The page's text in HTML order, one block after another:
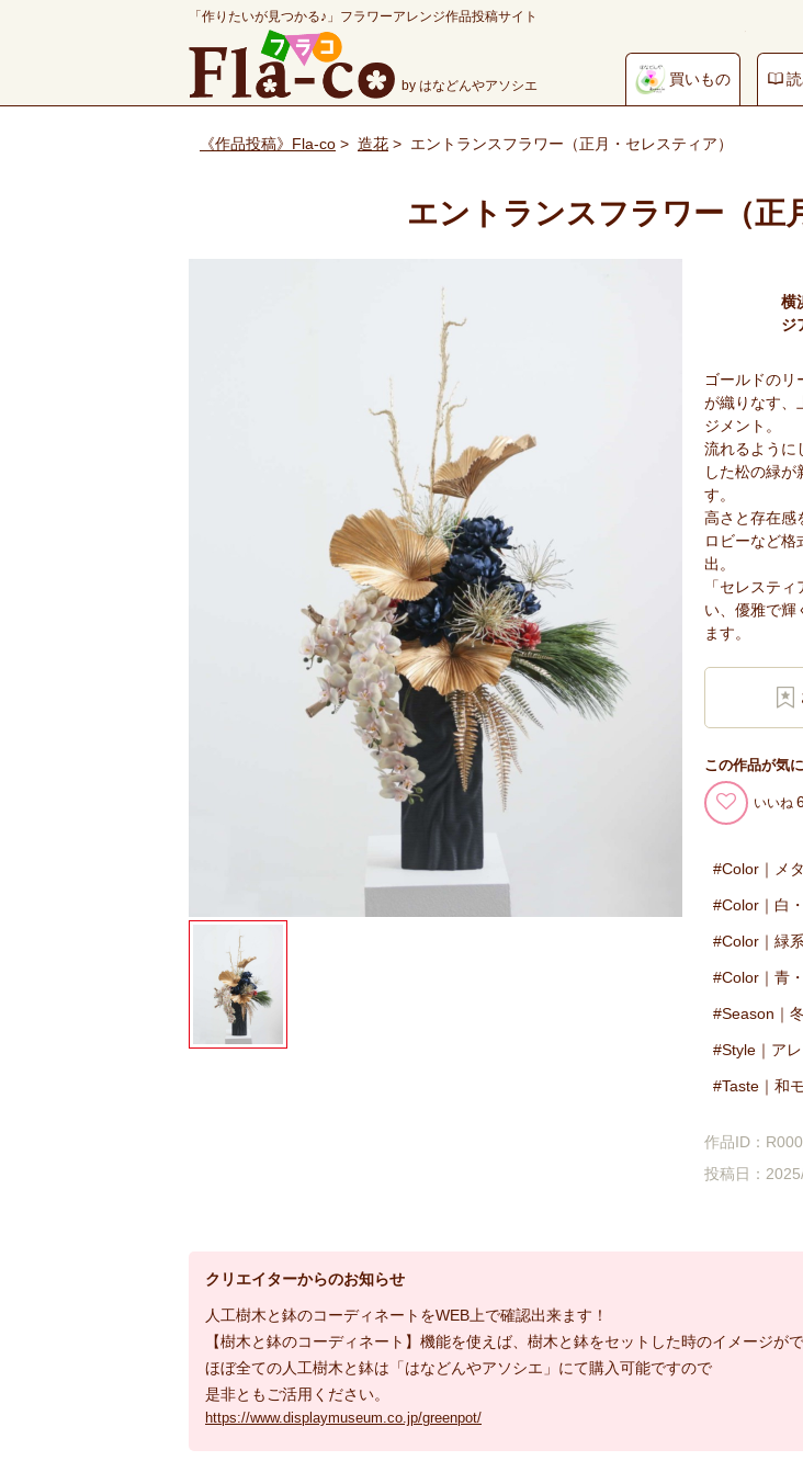
「作りたいが見つかる♪」フラワーアレンジ作品投稿サイト
by はなどんやアソシエ 買いもの
《作品投稿》Fla-co > 造花 > エントランスフラワー（正月・セレスティア）
エントランスフラワー（正
横
ジ
ゴールドのリ
が織りなす、
ジメント。
流れるように
した松の緑が
す。
高さと存在感
ロビーなど格
出。
「セレステ
い、優雅で輝
ます。
この作品が気
いいね
Color｜メ
Color｜白
Color｜緑系
Color｜青
Season｜冬
Style｜ア
Taste｜和
作品ID：
投稿日：
クリエイターからのお知らせ
人工樹木と鉢のコーディネートをWEB上で確認出来ます！
【樹木と鉢のコーディネート】機能を使えば、樹木と鉢をセットした時のイメージがで
ほぼ全ての人工樹木と鉢は「はなどんやアソシエ」にて購入可能ですので
是非ともご活用ください。
https://www.displaymuseum.co.jp/greenpot/